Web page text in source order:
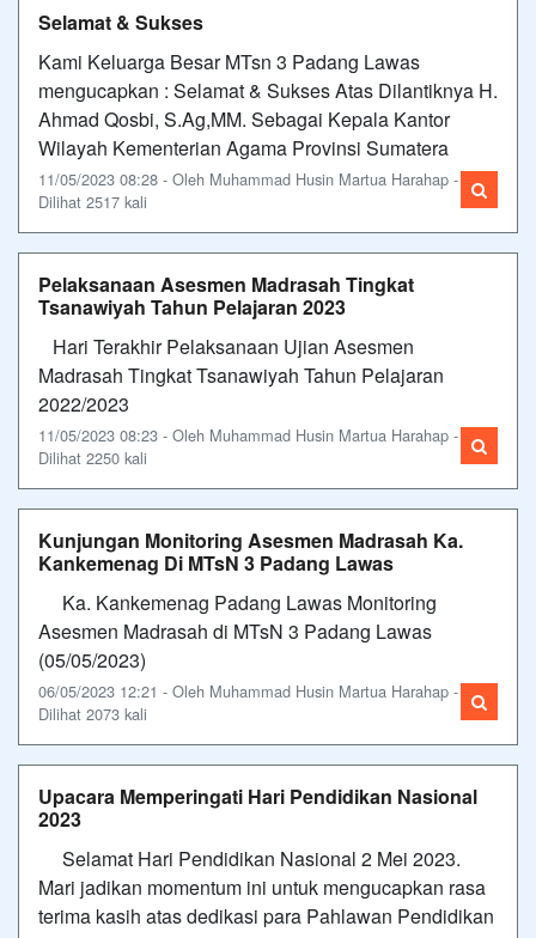
Selamat & Sukses
Kami Keluarga Besar MTsn 3 Padang Lawas
mengucapkan : Selamat & Sukses Atas Dilantiknya H.
Ahmad Qosbi, S.Ag,MM. Sebagai Kepala Kantor
Wilayah Kementerian Agama Provinsi Sumatera
11/05/2023 08:28 - Oleh Muhammad Husin Martua Harahap -
Dilihat 2517 kali
Pelaksanaan Asesmen Madrasah Tingkat
Tsanawiyah Tahun Pelajaran 2023
Hari Terakhir Pelaksanaan Ujian Asesmen
Madrasah Tingkat Tsanawiyah Tahun Pelajaran
2022/2023
11/05/2023 08:23 - Oleh Muhammad Husin Martua Harahap -
Dilihat 2250 kali
Kunjungan Monitoring Asesmen Madrasah Ka.
Kankemenag Di MTsN 3 Padang Lawas
Ka. Kankemenag Padang Lawas Monitoring
Asesmen Madrasah di MTsN 3 Padang Lawas
(05/05/2023)
06/05/2023 12:21 - Oleh Muhammad Husin Martua Harahap -
Dilihat 2073 kali
Upacara Memperingati Hari Pendidikan Nasional
2023
Selamat Hari Pendidikan Nasional 2 Mei 2023.
Mari jadikan momentum ini untuk mengucapkan rasa
terima kasih atas dedikasi para Pahlawan Pendidikan